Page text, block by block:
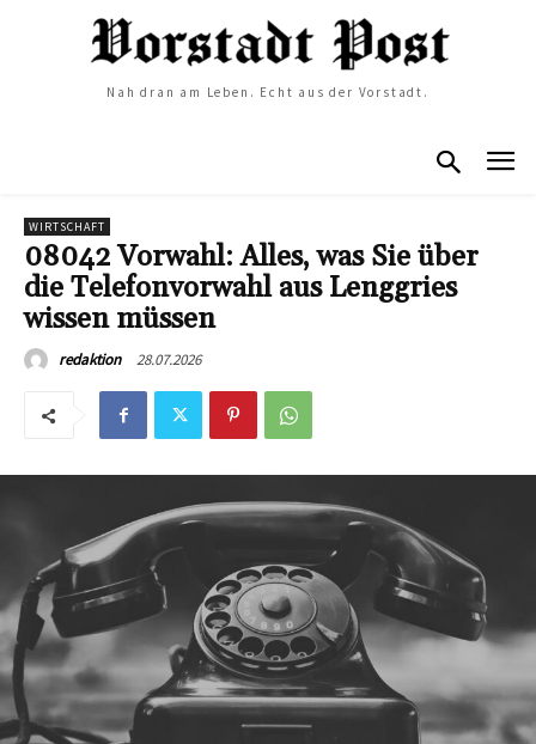
Nah dran am Leben. Echt aus der Vorstadt.
WIRTSCHAFT
08042 Vorwahl: Alles, was Sie über
die Telefonvorwahl aus Lenggries
wissen müssen
redaktion 28.07.2026